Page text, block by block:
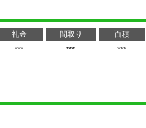
礼金 間取り 面積
*** *** ***